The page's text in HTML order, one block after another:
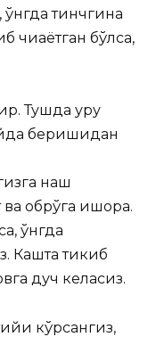
ўнгда тинчгина
чиқаётган бўлса,
Тушда қуруқ
беришидан
нақш
ва обрўга ишора.
ўнгда
Кашта тикиб
дуч келасиз.
кўрсангиз,